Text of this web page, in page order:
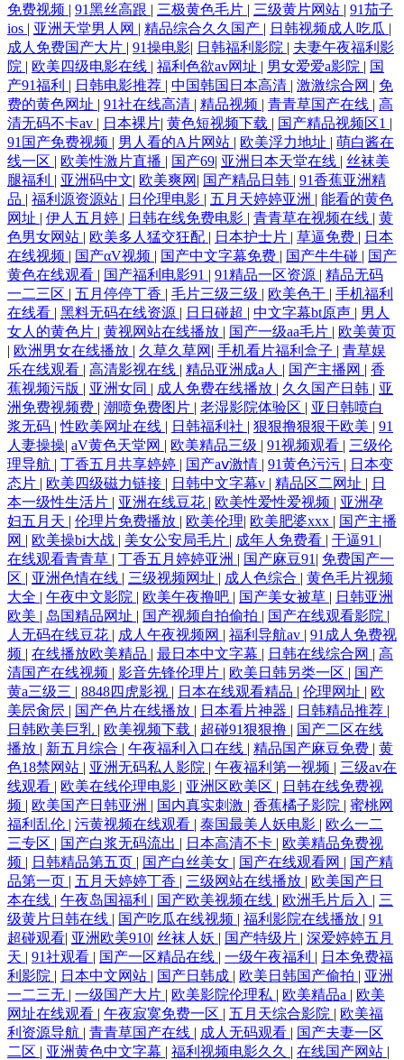
免费视频 | 91黑丝高跟 | 三极黄色毛片 | 三级黄片网站 | 91茄子
ios | 亚洲天堂男人网 | 精品综合久久国产 | 日韩视频成人吃瓜 |
成人免费国产大片 | 91操电影| 日韩福利影院 | 夫妻午夜福利影
院 | 欧美四级电影在线 | 福利色欲av网址 | 男女爱爱a影院 | 国
产91福利 | 日韩电影推荐 | 中国韩国日本高清 | 激激综合网 | 免
费的黄色网址 | 91社在线高清 | 精品视频 | 青青草国产在线 | 高
清无码不卡av | 日本裸片| 黄色短视频下载 | 国产精品视频区1 |
91国产免费视频 | 男人看的A片网站 | 欧美浮力地址 | 萌白酱在
线一区 | 欧美性激片直播 | 国产69| 亚洲日本天堂在线 | 丝袜美
腿福利 | 亚洲码中文| 欧美爽网 | 国产精品日韩 | 91香蕉亚洲精
品 | 福利源资源站 | 日伦理电影 | 五月天婷婷亚洲 | 能看的黄色
网址 | 伊人五月婷 | 日韩在线免费电影 | 青青草在视频在线 | 黄
色男女网站 | 欧美多人猛交狂配 | 日本护士片 | 草逼免费 | 日本
在线视频 | 国产αV视频 | 国产中文字幕免费 | 国产牛牛碰 | 国产
黄色在线观看 | 国产福利电影91 | 91精品一区资源 | 精品无码
一二三区 | 五月停停丁香 | 毛片三级三级 | 欧美色干 | 手机福利
在线看 | 黑料无码在线资源 | 日日碰超 | 中文字幕bt原声 | 男人
女人的黄色片 | 黄视网站在线播放 | 国产一级aa毛片 | 欧美黄页
| 欧洲男女在线播放 | 久草久草网 | 手机看片福利盒子 | 青草娱
乐在线观看 | 高清影视在线 | 精品亚洲成a人 | 国产主播网 | 香
蕉视频污版 | 亚洲女同 | 成人免费在线播放 | 久久国产日韩 | 亚
洲免费视频费 | 潮喷免费图片 | 老湿影院体验区 | 亚日韩喷白
浆无码 |性欧美网址在线 | 日韩福利社 | 狠狠撸狠狠干欧美 | 91
人妻操操| aV黄色天堂网 | 欧美精品三级 | 91视频观看 | 三级伦
理导航 | 丁香五月共享婷婷 | 国产aⅴ激情 | 91黄色污污 | 日本变
态片 | 欧美四级磁力链接 | 日韩中文字幕v | 精品区二网址 | 日
本一级性生活片 | 亚洲在线豆花 | 欧美性爱性爱视频 | 亚洲孕
妇五月天 | 伦理片免费播放 | 欧美伦理| 欧美肥婆xxx | 国产主播
网 | 欧美操bi大战 | 美女公安局毛片 | 成年人免费看 | 干逼91 |
在线观看青青草 | 丁香五月婷婷亚洲 | 国产麻豆91 | 免费国产一
区 | 亚洲色情在线 | 三级视频网址 | 成人色综合 | 黄色毛片视频
大全 | 午夜中文影院 | 欧美午夜撸吧 | 国产美女被草 | 日韩亚洲
欧美 | 岛国精品网址 | 国产视频自拍偷拍 | 国产在线观看影院 |
人无码在线豆花 | 成人午夜视频网 | 福利导航av | 91成人免费视
频 | 在线播放欧美精品 | 最日本中文字幕 | 日韩在线综合网 | 高
清国产在线视频 | 影音先锋伦理片 | 欧美日韩另类一区 | 国产
黄a三级三 | 8848四虎影视 | 日本在线观看精品 | 伦理网址 | 欧
美屄肏屄 | 国产色片在线播放 | 日本看片神器 | 日韩精品推荐 |
日韩欧美巨乳 | 欧美视频下载 | 超碰91狠狠撸 | 国产二区在线
播放 | 新五月综合 | 午夜福利入口在线 | 精品国产麻豆免费 | 黄
色18禁网站 | 亚洲无码私人影院 | 午夜福利第一视频 | 三级av在
线观看 | 欧美在线伦理电影 | 亚洲区欧美区 | 日韩在线免费视
频 | 欧美国产日韩亚洲 | 国内真实刺激 | 香蕉橘子影院 | 蜜桃网
福利乱伦 | 污黄视频在线观看 | 泰国最美人妖电影 | 欧么一二
三专区 | 国产白浆无码流出 | 日本高清不卡 | 欧美精品免费视
频 | 日韩精品第五页 | 国产白丝美女 | 国产在线观看网 | 国产精
品第一页 | 五月天婷婷丁香 | 三级网站在线播放 | 欧美国产日
本在线 | 午夜岛国福利 | 国产欧美视频在线 | 欧洲毛片后入 | 三
级黄片日韩在线 | 国产吃瓜在线视频 | 福利影院在线播放 | 91
超碰观看| 亚洲欧美910| 丝袜人妖 | 国产特级片 | 深爱婷婷五月
天 | 91社观看 | 国产一区精品在线 | 一级午夜福利 | 日本免费福
利影院 | 日本中文网站 | 国产日韩成 | 欧美日韩国产偷拍 | 亚洲
一二三无 | 一级国产大片 | 欧美影院伦理私 | 欧美精品a | 欧美
网址在线观看 | 午夜寂寞免费一区 | 五月天综合影院 | 欧美福
利资源导航 | 青青草国产在线 | 成人无码观看 | 国产夫妻一区
二区 | 亚洲黄色中文字幕 | 福利视频电影久久 | 在线国产网站 |